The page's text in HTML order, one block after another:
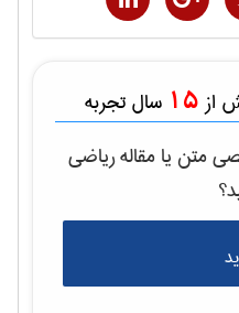
از 15 سال تجربه
متن یا مقالهرياضی